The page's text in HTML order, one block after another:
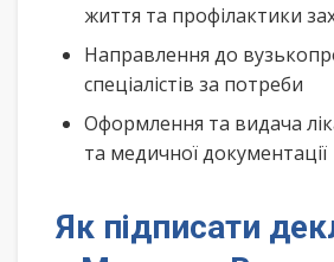
життя та профілактики
Направлення до
спеціалістів за потреби
Оформлення та видача
та медичної документації
Як підписати